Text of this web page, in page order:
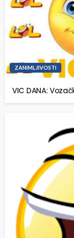
ZANIMLJIVOSTI
VIC DANA: